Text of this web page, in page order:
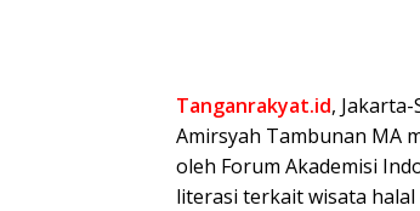
Tanganrakyat.id,
Amirsyah Tambunan MA
oleh Forum Akademisi
literasi terkait wisata halal